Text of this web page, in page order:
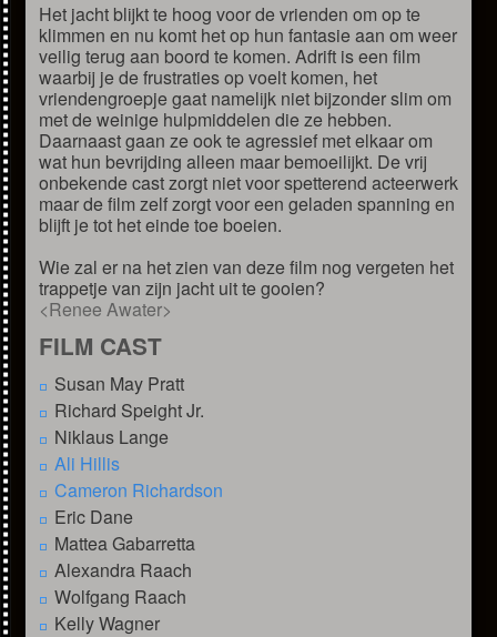
Het jacht blijkt te hoog voor de vrienden om op te
klimmen en nu komt het op hun fantasie aan om weer
veilig terug aan boord te komen. Adrift is een film
waarbij je de frustraties op voelt komen, het
vriendengroepje gaat namelijk niet bijzonder slim om
met de weinige hulpmiddelen die ze hebben.
Daarnaast gaan ze ook te agressief met elkaar om
wat hun bevrijding alleen maar bemoeilijkt. De vrij
onbekende cast zorgt niet voor spetterend acteerwerk
maar de film zelf zorgt voor een geladen spanning en
blijft je tot het einde toe boeien.
Wie zal er na het zien van deze film nog vergeten het
trappetje van zijn jacht uit te gooien?
<Renee Awater>
FILM CAST
Susan May Pratt
Richard Speight Jr.
Niklaus Lange
Ali Hillis
Cameron Richardson
Eric Dane
Mattea Gabarretta
Alexandra Raach
Wolfgang Raach
Kelly Wagner